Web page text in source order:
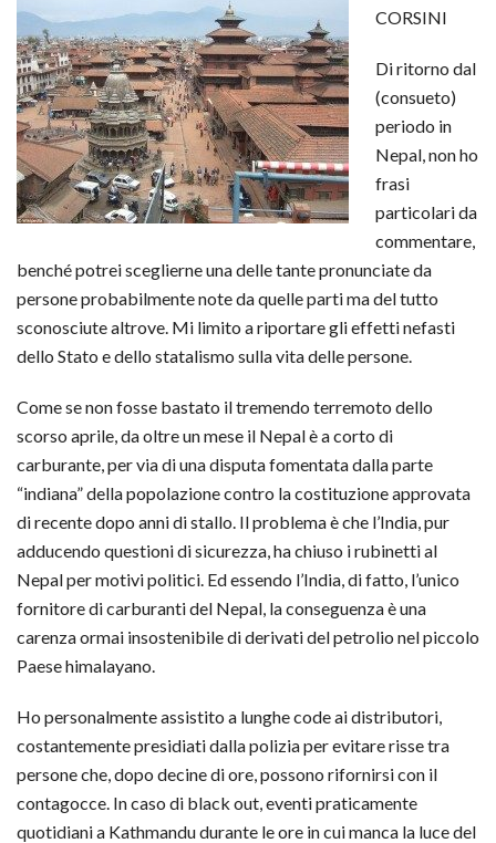
CORSINI
Di ritorno dal
(consueto)
periodo in
Nepal, non ho
frasi
particolari da
commentare,
benché potrei sceglierne una delle tante pronunciate da
persone probabilmente note da quelle parti ma del tutto
sconosciute altrove. Mi limito a riportare gli effetti nefasti
dello Stato e dello statalismo sulla vita delle persone.
Come se non fosse bastato il tremendo terremoto dello
scorso aprile, da oltre un mese il Nepal è a corto di
carburante, per via di una disputa fomentata dalla parte
“indiana” della popolazione contro la costituzione approvata
di recente dopo anni di stallo. Il problema è che l’India, pur
adducendo questioni di sicurezza, ha chiuso i rubinetti al
Nepal per motivi politici. Ed essendo l’India, di fatto, l’unico
fornitore di carburanti del Nepal, la conseguenza è una
carenza ormai insostenibile di derivati del petrolio nel piccolo
Paese himalayano.
Ho personalmente assistito a lunghe code ai distributori,
costantemente presidiati dalla polizia per evitare risse tra
persone che, dopo decine di ore, possono rifornirsi con il
contagocce. In caso di black out, eventi praticamente
quotidiani a Kathmandu durante le ore in cui manca la luce del